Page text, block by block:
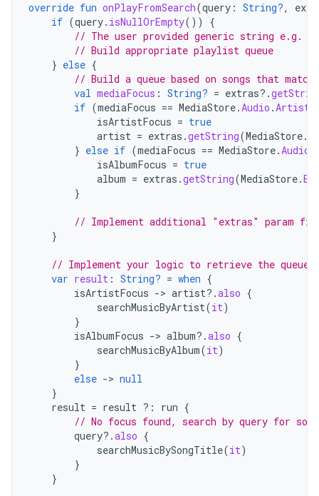
override fun onPlayFromSearch(query : String?,
if (query. isNullOrEmpty())
{
// The user provided generic string e.g.
// Build appropriate playlist queue
} else {
// Build a queue based on songs that
val mediaFocus : String? = extras?.
if (mediaFocus == MediaStore.Audio .Artists
isArtistFocus = true
artist = extras .getString(MediaStore.
} else if (mediaFocus == MediaStore.Audio
isAlbumFocus = true
album = extras .getString(MediaStore.
}
// Implement additional "extras" param
}
// Implement your logic to retrieve the queue
var result : String? = when {
isArtistFocus -> artist?.also {
searchMusicByArtist(it)
}
isAlbumFocus -> album?.also {
searchMusicByAlbum(it)
}
else -> null
}
result = result ?: run {
// No focus found, search by query for
query?.also {
searchMusicBySongTitle(it)
}
}